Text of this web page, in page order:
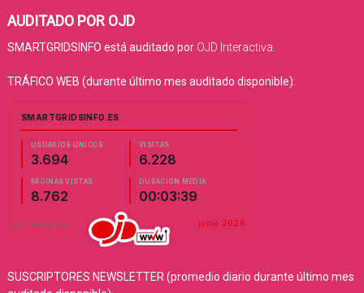
AUDITADO POR OJD
SMARTGRIDSINFO está auditado por OJD Interactiva
TRÁFICO WEB (durante último mes auditado disponible):
SUSCRIPTORES NEWSLETTER (promedio diario durante último mes